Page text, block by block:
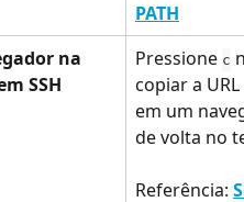
PATH
na
SSH
Pressione c
copiar a
em um
de volta no
Referência: